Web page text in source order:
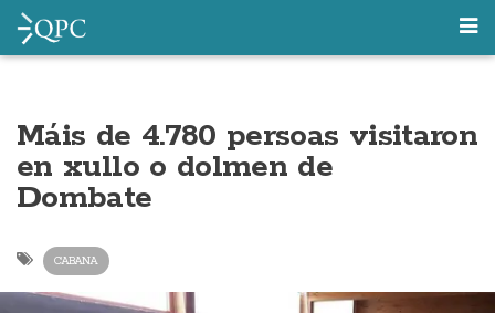
Máis de 4.780 persoas visitaron
en xullo o dolmen de
Dombate
CABANA